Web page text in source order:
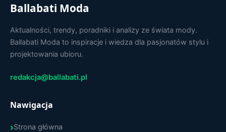
Ballabati Moda
Aktualności, trendy, poradniki i analizy ze świata mody.
Ballabati Moda to inspiracje i wiedza dla pasjonatów stylu i
projektowania ubioru.
redakcja@ballabati.pl
Nawigacja
Strona główna